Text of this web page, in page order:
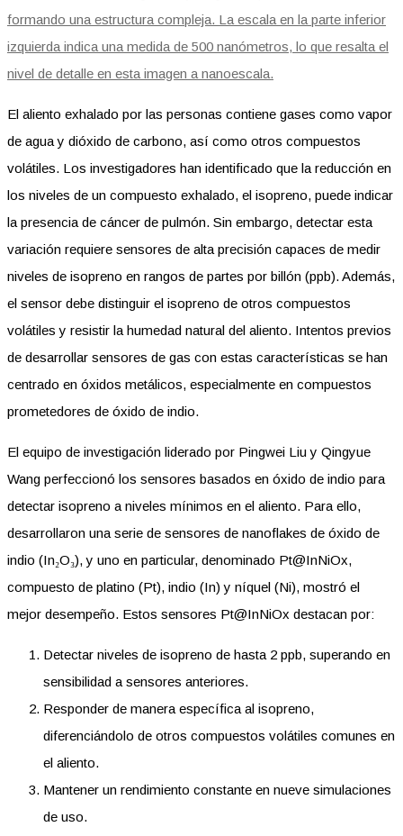
El aliento exhalado por las personas contiene gases como vapor
de agua y dióxido de carbono, así como otros compuestos
volátiles. Los investigadores han identificado que la reducción en
los niveles de un compuesto exhalado, el isopreno, puede indicar
la presencia de cáncer de pulmón. Sin embargo, detectar esta
variación requiere sensores de alta precisión capaces de medir
niveles de isopreno en rangos de partes por billón (ppb). Además,
el sensor debe distinguir el isopreno de otros compuestos
volátiles y resistir la humedad natural del aliento. Intentos previos
de desarrollar sensores de gas con estas características se han
centrado en óxidos metálicos, especialmente en compuestos
prometedores de óxido de indio.
El equipo de investigación liderado por Pingwei Liu y Qingyue
Wang perfeccionó los sensores basados en óxido de indio para
detectar isopreno a niveles mínimos en el aliento. Para ello,
desarrollaron una serie de sensores de nanoflakes de óxido de
indio (In₂O₃), y uno en particular, denominado Pt@InNiOx,
compuesto de platino (Pt), indio (In) y níquel (Ni), mostró el
mejor desempeño. Estos sensores Pt@InNiOx destacan por:
Detectar niveles de isopreno de hasta 2 ppb, superando en
sensibilidad a sensores anteriores.
Responder de manera específica al isopreno,
diferenciándolo de otros compuestos volátiles comunes en
el aliento.
Mantener un rendimiento constante en nueve simulaciones
de uso.